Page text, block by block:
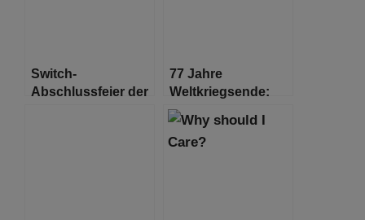
Switch-
Abschlussfeier der
77 Jahre
Weltkriegsende:
Musik aus Krieg
und Frieden